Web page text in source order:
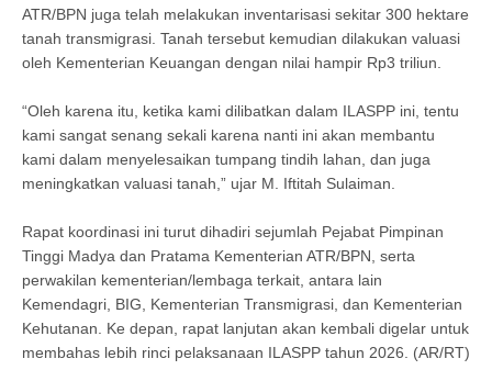
ATR/BPN juga telah melakukan inventarisasi sekitar 300 hektare
tanah transmigrasi. Tanah tersebut kemudian dilakukan valuasi
oleh Kementerian Keuangan dengan nilai hampir Rp3 triliun.
“Oleh karena itu, ketika kami dilibatkan dalam ILASPP ini, tentu
kami sangat senang sekali karena nanti ini akan membantu
kami dalam menyelesaikan tumpang tindih lahan, dan juga
meningkatkan valuasi tanah,” ujar M. Iftitah Sulaiman.
Rapat koordinasi ini turut dihadiri sejumlah Pejabat Pimpinan
Tinggi Madya dan Pratama Kementerian ATR/BPN, serta
perwakilan kementerian/lembaga terkait, antara lain
Kemendagri, BIG, Kementerian Transmigrasi, dan Kementerian
Kehutanan. Ke depan, rapat lanjutan akan kembali digelar untuk
membahas lebih rinci pelaksanaan ILASPP tahun 2026. (AR/RT)